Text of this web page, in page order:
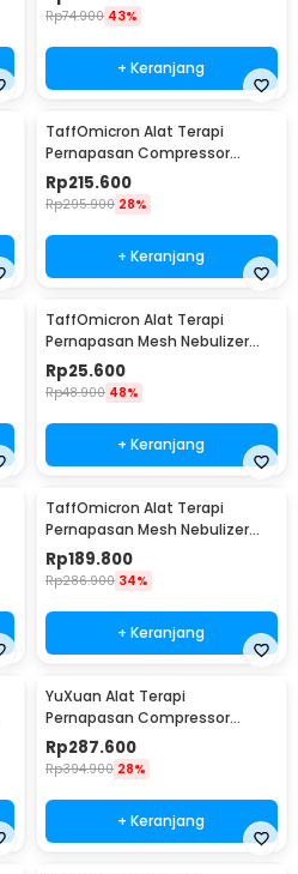
- JSL-W303
Rp74.900 43%
+ Keranjang
TaffOmicron Alat Terapi
Pernapasan Compressor
Nebulizer Inhaler - RAK362
Rp215.600
Rp295.900 28%
+ Keranjang
TaffOmicron Alat Terapi
Pernapasan Mesh Nebulizer
Inhaler Atomizer Baterai AA -
JSL-W302
Rp25.600
Rp48.900 48%
+ Keranjang
TaffOmicron Alat Terapi
Pernapasan Mesh Nebulizer
Inhaler Atomizer - YK-N3AA
Rp189.800
Rp286.900 34%
+ Keranjang
YuXuan Alat Terapi
Pernapasan Compressor
Nebulizer Inhaler Atomizer -
CNB-69021
Rp287.600
Rp394.900 28%
+ Keranjang